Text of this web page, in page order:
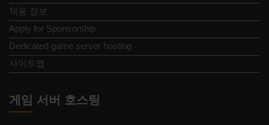
채용 정보
Apply for Sponsorship
Dedicated game server hosting
사이트맵
게임 서버 호스팅